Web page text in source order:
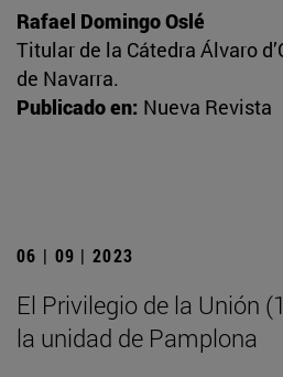
Rafael Domingo Oslé
Titular de la Cátedra Álvaro
de Navarra.
Publicado en: Nueva Revista
06 | 09 | 2023
El Privilegio de la Unión
la unidad de Pamplona